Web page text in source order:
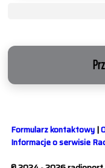
Formularz kontaktowy|
Informacje o serwisie